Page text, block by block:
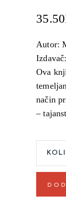
35.50
Autor:
Ova
način
–